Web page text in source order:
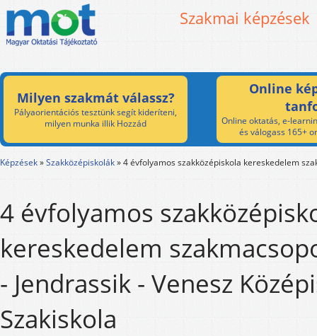
Szakmai képzések
Milyen szakmát válassz?
Pályaorientációs tesztünk segít kideríteni,
milyen munka illik Hozzád
Online
Online oktatás, e-
és válogass 165+
Képzések»Szakközépiskolák»4 évfolyamos szakközépiskola kereskedelem
4 évfolyamos
kereskedelem
- Jendrassik - Venesz
Szakiskola